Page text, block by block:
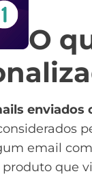
O
enviados
email
que